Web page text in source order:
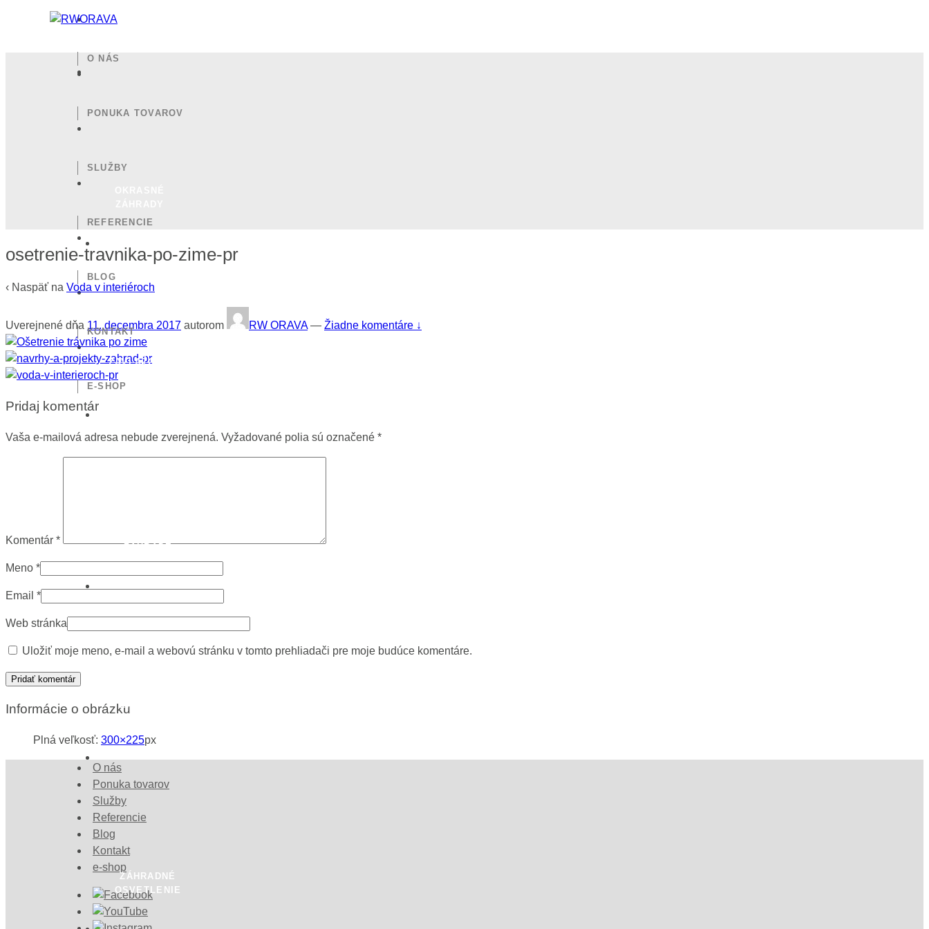
O NÁS
PONUKA TOVAROV
SLUŽBY
REFERENCIE
BLOG
KONTAKT
E-SHOP
ZAVLAŽOVACIE
ZÁHRADE
ZÁHRADNÉ
ZÁHRADNÉ
OSVETLENIE
osetrenie-travnika-po-zime-pr
‹ Naspäť na Voda v interiéroch
Uverejnené dňa 11. decembra 2017 autorom RW ORAVA — Žiadne komentáre ↓
Pridaj komentár
Vaša e-mailová adresa nebude zverejnená. Vyžadované polia sú označené *
Komentár *
Meno *
Email *
Web stránka
Uložiť moje meno, e-mail a webovú stránku v tomto prehliadači pre moje budúce komentáre.
Informácie o obrázku
Plná veľkosť: 300×225px
O nás
Ponuka tovarov
Služby
Referencie
Blog
Kontakt
e-shop